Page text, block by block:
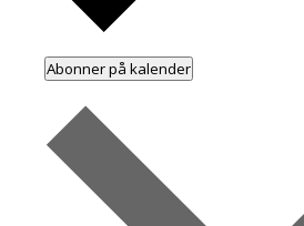
Abonner på kalender